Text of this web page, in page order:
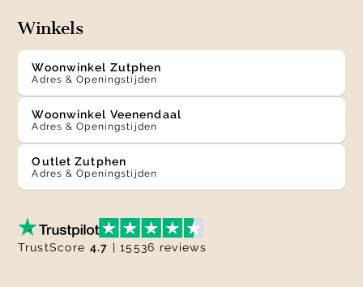
Winkels
Woonwinkel Zutphen
Adres & Openingstijden
Woonwinkel Veenendaal
Adres & Openingstijden
Outlet Zutphen
Adres & Openingstijden
TrustScore 4.7 | 15536 reviews